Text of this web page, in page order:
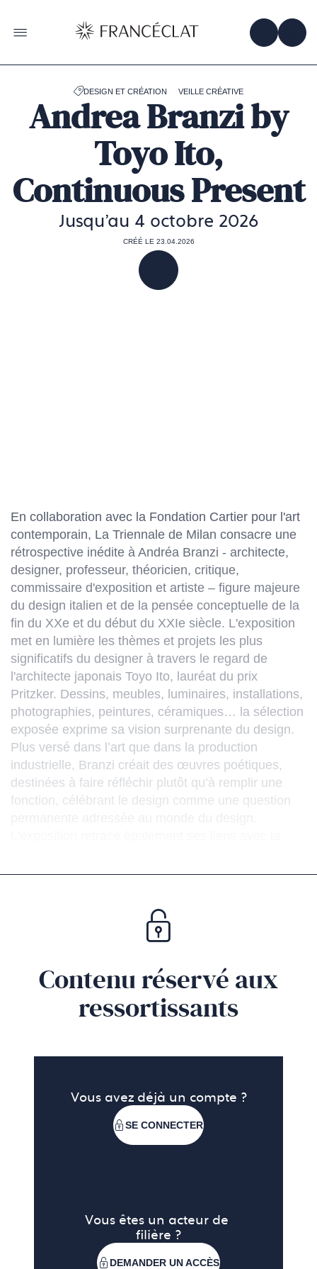
la
page
de
OBTENIR
DESIGN ET CRÉATION VEILLE CRÉATIVE
Andrea Branzi by
Toyo Ito,
Continuous Present
Jusqu'au 4 octobre 2026
CRÉÉ LE 23.04.2026
PARTAGER
En collaboration avec la Fondation Cartier pour l'art
contemporain, La Triennale de Milan consacre une
rétrospective inédite à Andréa Branzi - architecte,
designer, professeur, théoricien, critique,
commissaire d'exposition et artiste – figure majeure
du design italien et de la pensée conceptuelle de la
fin du XXe et du début du XXIe siècle. L'exposition
met en lumière les thèmes et projets les plus
significatifs du designer à travers le regard de
l'architecte japonais Toyo Ito, lauréat du prix
Pritzker. Dessins, meubles, luminaires, installations,
photographies, peintures, céramiques… la sélection
exposée exprime sa vision surprenante du design.
Plus versé dans l’art que dans la production
industrielle, Branzi créait des œuvres poétiques,
destinées à faire réfléchir plutôt qu’à remplir une
fonction, célébrant le design comme une question
une installation dédiée à No-Stop City (1969-1972),
métropole contemporaine.
Contenu réservé aux
ressortissants
Vous avez déjà un compte ?
SE CONNECTER
Vous êtes un acteur de
filière ?
DEMANDER UN ACCÈS